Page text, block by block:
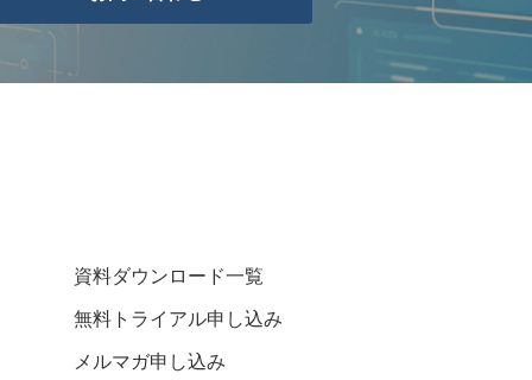
資料ダウンロード一覧
無料トライアル申し込み
メルマガ申し込み